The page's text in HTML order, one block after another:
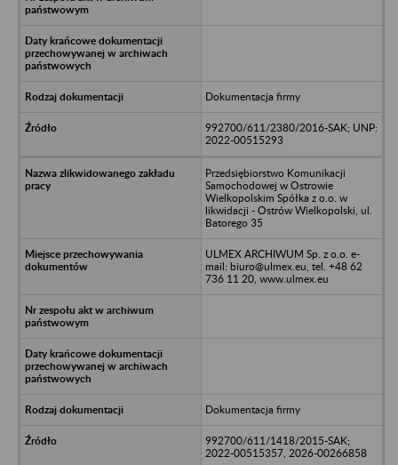
Dokumentacja firmy
992700/611/2380/2016-SAK; UNP:
2022-00515293
Przedsiębiorstwo Komunikacji
Samochodowej w Ostrowie
Wielkopolskim Spółka z o.o. w
likwidacji - Ostrów Wielkopolski, ul.
Batorego 35
ULMEX ARCHIWUM Sp. z o.o. e-
mail: biuro@ulmex.eu, tel. +48 62
736 11 20, www.ulmex.eu
Dokumentacja firmy
992700/611/1418/2015-SAK;
2022-00515357, 2026-00266858